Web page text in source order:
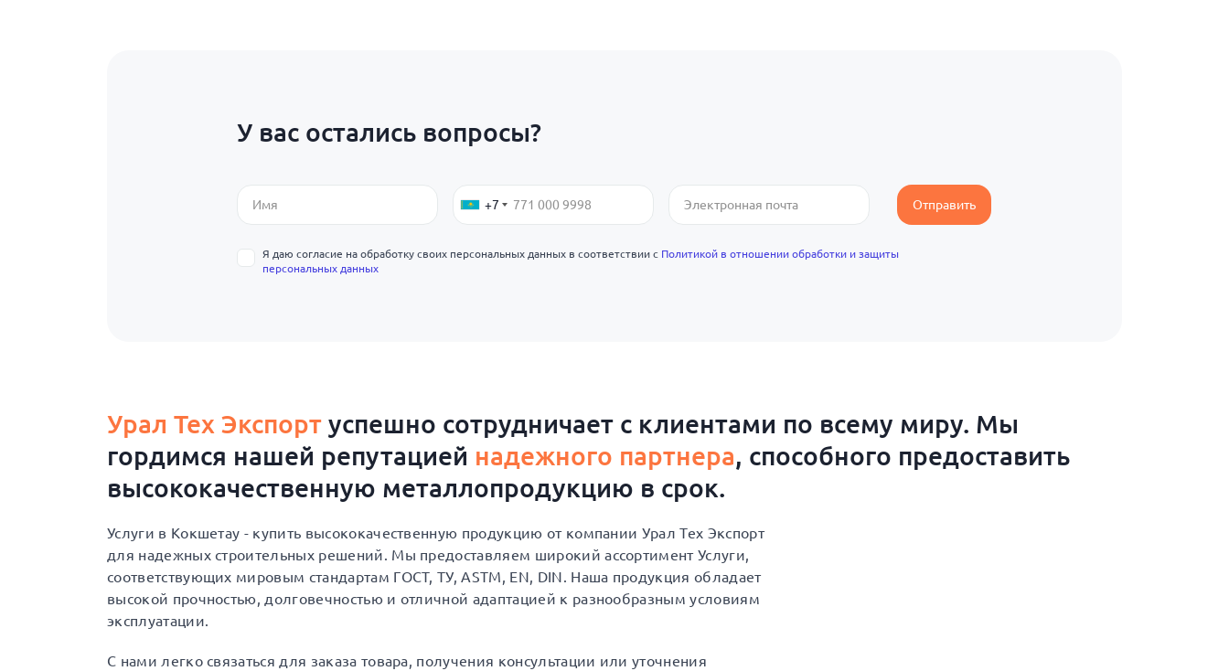
У вас остались вопросы?
+7 Отправить
Я даю согласие на обработку своих персональных данных в соответствии с Политикой в отношении обработки и защиты
персональных данных
Урал Тех Экспорт успешно сотрудничает с клиентами по всему миру. Мы
гордимся нашей репутацией надежного партнера, способного предоставить
высококачественную металлопродукцию в срок.
Услуги в Кокшетау - купить высококачественную продукцию от компании Урал Тех Экспорт
для надежных строительных решений. Мы предоставляем широкий ассортимент Услуги,
соответствующих мировым стандартам ГОСТ, ТУ, ASTM, EN, DIN. Наша продукция обладает
высокой прочностью, долговечностью и отличной адаптацией к разнообразным условиям
эксплуатации.
С нами легко связаться для заказа товара, получения консультации или уточнения